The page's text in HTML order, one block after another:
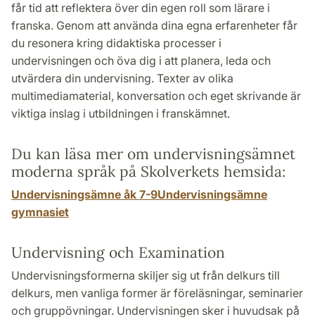
får tid att reflektera över din egen roll som lärare i
franska. Genom att använda dina egna erfarenheter får
du resonera kring didaktiska processer i
undervisningen och öva dig i att planera, leda och
utvärdera din undervisning. Texter av olika
multimediamaterial, konversation och eget skrivande är
viktiga inslag i utbildningen i franskämnet.
Du kan läsa mer om undervisningsämnet
moderna språk på Skolverkets hemsida:
Undervisningsämne åk 7-9Undervisningsämne
gymnasiet
Undervisning och Examination
Undervisningsformerna skiljer sig ut från delkurs till
delkurs, men vanliga former är föreläsningar, seminarier
och gruppövningar. Undervisningen sker i huvudsak på